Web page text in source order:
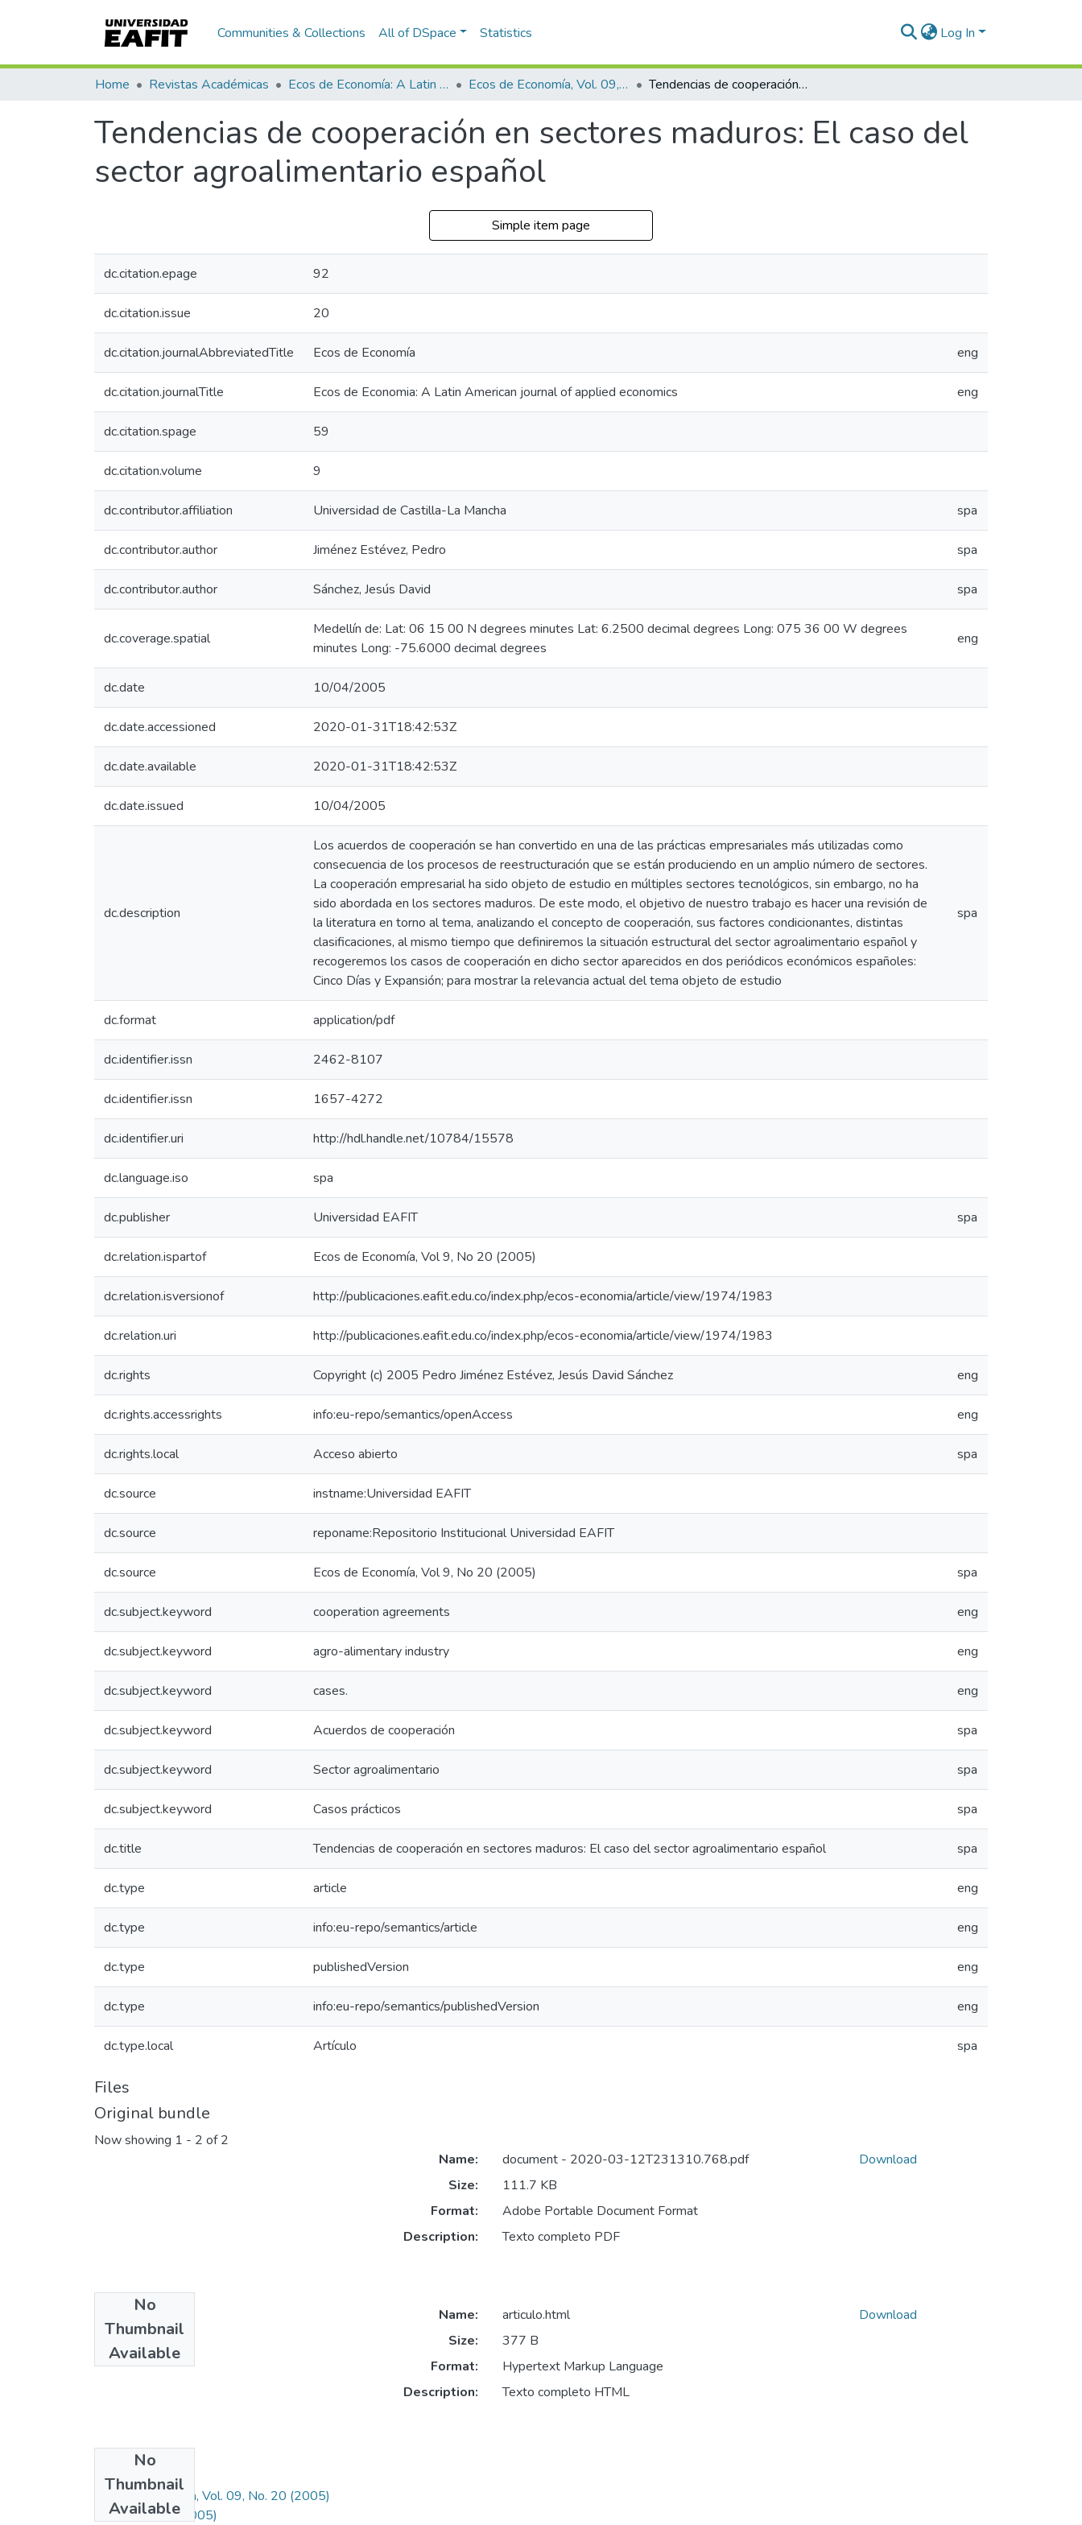
Communities & Collections All of DSpace Statistics Log In
Home Revistas Académicas Ecos de Economía: A Latin American Journal of Applied Economics Ecos de Economía, Vol. 09, No. 20 (2005) Tendencias de cooperación en sectores maduros: El caso del sector agroalimentario español
Tendencias de cooperación en sectores maduros: El caso del
sector agroalimentario español
Simple item page
dc.citation.epage 92
dc.citation.issue 20
dc.citation.journalAbbreviatedTitle Ecos de Economía eng
dc.citation.journalTitle Ecos de Economia: A Latin American journal of applied economics eng
dc.citation.spage 59
dc.citation.volume 9
dc.contributor.affiliation Universidad de Castilla-La Mancha spa
dc.contributor.author Jiménez Estévez, Pedro spa
dc.contributor.author Sánchez, Jesús David spa
dc.coverage.spatial
Medellín de: Lat: 06 15 00 N degrees minutes Lat: 6.2500 decimal degrees Long: 075 36 00 W degrees
minutes Long: -75.6000 decimal degrees
eng
dc.date 10/04/2005
dc.date.accessioned 2020-01-31T18:42:53Z
dc.date.available 2020-01-31T18:42:53Z
dc.date.issued 10/04/2005
dc.description
Los acuerdos de cooperación se han convertido en una de las prácticas empresariales más utilizadas como
consecuencia de los procesos de reestructuración que se están produciendo en un amplio número de sectores.
La cooperación empresarial ha sido objeto de estudio en múltiples sectores tecnológicos, sin embargo, no ha
sido abordada en los sectores maduros. De este modo, el objetivo de nuestro trabajo es hacer una revisión de
la literatura en torno al tema, analizando el concepto de cooperación, sus factores condicionantes, distintas
clasificaciones, al mismo tiempo que definiremos la situación estructural del sector agroalimentario español y
recogeremos los casos de cooperación en dicho sector aparecidos en dos periódicos económicos españoles:
Cinco Días y Expansión; para mostrar la relevancia actual del tema objeto de estudio
spa
dc.format application/pdf
dc.identifier.issn 2462-8107
dc.identifier.issn 1657-4272
dc.identifier.uri http://hdl.handle.net/10784/15578
dc.language.iso spa
dc.publisher Universidad EAFIT spa
dc.relation.ispartof Ecos de Economía, Vol 9, No 20 (2005)
dc.relation.isversionof http://publicaciones.eafit.edu.co/index.php/ecos-economia/article/view/1974/1983
dc.relation.uri http://publicaciones.eafit.edu.co/index.php/ecos-economia/article/view/1974/1983
dc.rights Copyright (c) 2005 Pedro Jiménez Estévez, Jesús David Sánchez eng
dc.rights.accessrights info:eu-repo/semantics/openAccess eng
dc.rights.local Acceso abierto spa
dc.source instname:Universidad EAFIT
dc.source reponame:Repositorio Institucional Universidad EAFIT
dc.source Ecos de Economía, Vol 9, No 20 (2005) spa
dc.subject.keyword cooperation agreements eng
dc.subject.keyword agro-alimentary industry eng
dc.subject.keyword cases. eng
dc.subject.keyword Acuerdos de cooperación spa
dc.subject.keyword Sector agroalimentario spa
dc.subject.keyword Casos prácticos spa
dc.title Tendencias de cooperación en sectores maduros: El caso del sector agroalimentario español spa
dc.type article eng
dc.type info:eu-repo/semantics/article eng
dc.type publishedVersion eng
dc.type info:eu-repo/semantics/publishedVersion eng
dc.type.local Artículo spa
Files
Original bundle
Now showing 1 - 2 of 2
No
Thumbnail
Available
Name:
document - 2020-03-12T231310.768.pdf
Size:
111.7 KB
Format:
Adobe Portable Document Format
Description:
Texto completo PDF
Download
No
Thumbnail
Available
Name:
articulo.html
Size:
377 B
Format:
Hypertext Markup Language
Description:
Texto completo HTML
Download
Collections
Ecos de Economía, Vol. 09, No. 20 (2005)
Vol 09, No 20 (2005)